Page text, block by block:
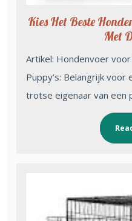
Kies Het Beste
Met
Artikel: Hondenvoer
Puppy’s: Belangrijk voor
trotse eigenaar van een